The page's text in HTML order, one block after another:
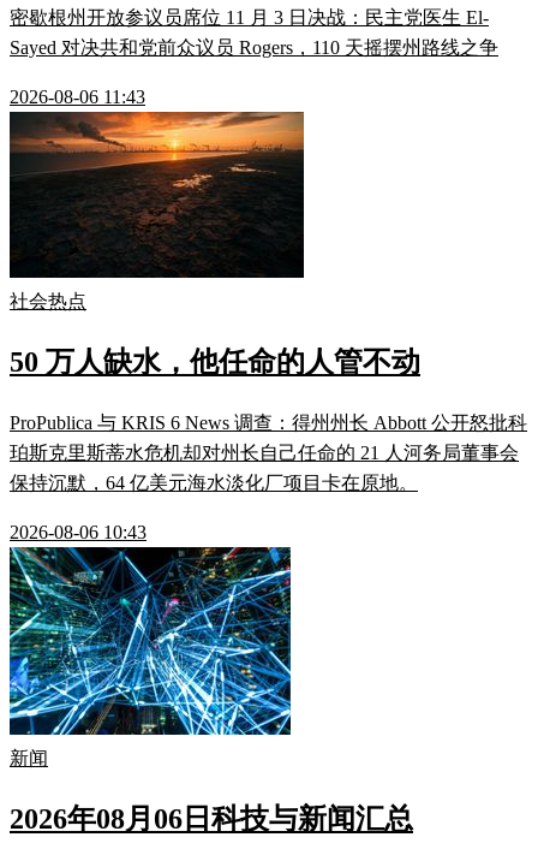
密歇根州开放参议员席位 11 月 3 日决战：民主党医生 El-
Sayed 对决共和党前众议员 Rogers，110 天摇摆州路线之争
2026-08-06 11:43
社会热点
50 万人缺水，他任命的人管不动
ProPublica 与 KRIS 6 News 调查：得州州长 Abbott 公开怒批科
珀斯克里斯蒂水危机却对州长自己任命的 21 人河务局董事会
保持沉默，64 亿美元海水淡化厂项目卡在原地。
2026-08-06 10:43
新闻
2026年08月06日科技与新闻汇总